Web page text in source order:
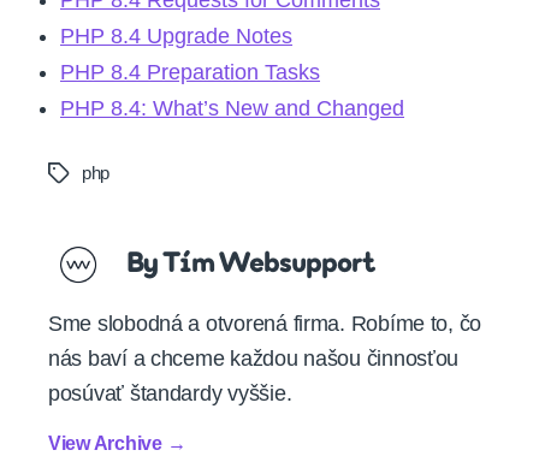
PHP 8.4 Upgrade Notes
PHP 8.4 Preparation Tasks
PHP 8.4: What’s New and Changed
Tags php
By Tím Websupport
Sme slobodná a otvorená firma. Robíme to, čo
nás baví a chceme každou našou činnosťou
posúvať štandardy vyššie.
View Archive →